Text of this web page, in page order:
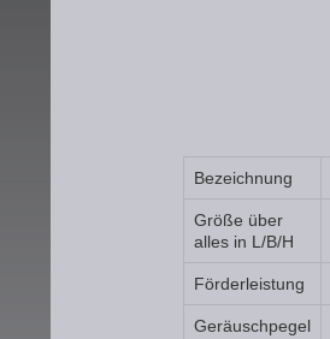
Bezeichnung
Größe über
alles in L/B/H
Förderleistung
Geräuschpegel